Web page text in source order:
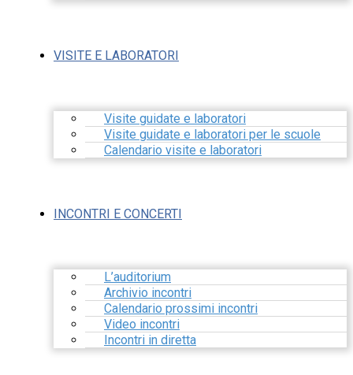
VISITE E LABORATORI
Visite guidate e laboratori
Visite guidate e laboratori per le scuole
Calendario visite e laboratori
INCONTRI E CONCERTI
L’auditorium
Archivio incontri
Calendario prossimi incontri
Video incontri
Incontri in diretta